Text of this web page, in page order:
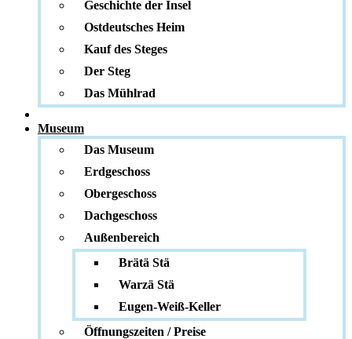
Geschichte der Insel
Ostdeutsches Heim
Kauf des Steges
Der Steg
Das Mühlrad
Museum
Das Museum
Erdgeschoss
Obergeschoss
Dachgeschoss
Außenbereich
Brätä Stä
Warzä Stä
Eugen-Weiß-Keller
Öffnungszeiten / Preise